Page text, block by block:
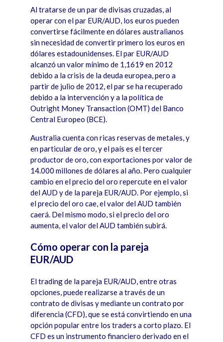
Al tratarse de un par de divisas cruzadas, al
operar con el par EUR/AUD, los euros pueden
convertirse fácilmente en dólares australianos
sin necesidad de convertir primero los euros en
dólares estadounidenses. El par EUR/AUD
alcanzó un valor mínimo de 1,1619 en 2012
debido a la crisis de la deuda europea, pero a
partir de julio de 2012, el par se ha recuperado
debido a la intervención y a la política de
Outright Money Transaction (OMT) del Banco
Central Europeo (BCE).
Australia cuenta con ricas reservas de metales, y
en particular de oro, y el país es el tercer
productor de oro, con exportaciones por valor de
14.000 millones de dólares al año. Pero cualquier
cambio en el precio del oro repercute en el valor
del AUD y de la pareja EUR/AUD. Por ejemplo, si
el precio del oro cae, el valor del AUD también
caerá. Del mismo modo, si el precio del oro
aumenta, el valor del AUD también subirá.
Cómo operar con la pareja
EUR/AUD
Eltrading de la pareja EUR/AUD, entre otras
opciones, puede realizarse a través de un
contrato de divisas y mediante un contrato por
diferencia (CFD), que se estáconvirtiendo en una
opción popular entre los traders a corto plazo. El
CFD es un instrumento financiero derivado en el